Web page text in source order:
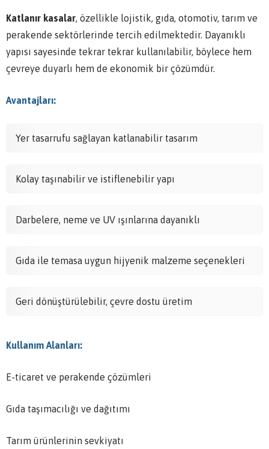
Katlanır kasalar, özellikle lojistik, gıda, otomotiv, tarım ve
perakende sektörlerinde tercih edilmektedir. Dayanıklı
yapısı sayesinde tekrar tekrar kullanılabilir, böylece hem
çevreye duyarlı hem de ekonomik bir çözümdür.
Avantajları:
Yer tasarrufu sağlayan katlanabilir tasarım
Kolay taşınabilir ve istiflenebilir yapı
Darbelere, neme ve UV ışınlarına dayanıklı
Gıda ile temasa uygun hijyenik malzeme seçenekleri
Geri dönüştürülebilir, çevre dostu üretim
Kullanım Alanları:
E-ticaret ve perakende çözümleri
Gıda taşımacılığı ve dağıtımı
Tarım ürünlerinin sevkiyatı